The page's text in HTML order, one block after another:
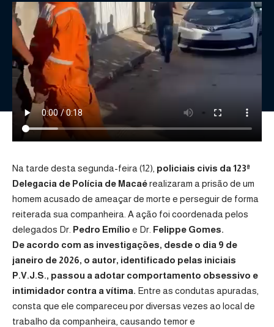
Na tarde desta segunda-feira (12), policiais civis da 123ª
Delegacia de Polícia de Macaérealizaram a prisão de um
homem acusado de ameaçar de morte e perseguir de forma
reiterada sua companheira. A ação foi coordenada pelos
delegados Dr. Pedro Emílio e Dr. Felippe Gomes.
De acordo com as investigações, desde o dia 9 de
janeiro de 2026, o autor, identificado pelas iniciais
P.V.J.S., passou a adotar comportamento obsessivo e
intimidador contra a vítima. Entre as condutas apuradas,
consta que ele compareceu por diversas vezes ao local de
trabalho da companheira, causando temor e